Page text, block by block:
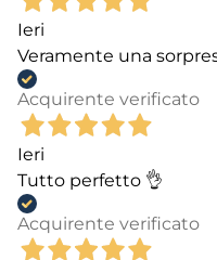
Ieri
Veramente una
Acquirente verificato
Ieri
Tutto perfetto 👌
Acquirente verificato